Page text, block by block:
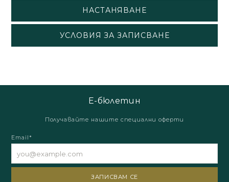
НАСТАНЯВАНЕ
УСЛОВИЯ ЗА ЗАПИСВАНЕ
Е-бюлетин
Получавайте нашите специални оферти
Email*